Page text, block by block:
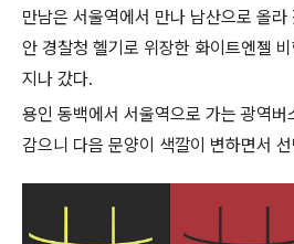
만남은 서울역에서 만나 남산으로 올
안 경찰청 헬기로 위장한 화이트엔젤
지나 갔다.
용인 동백에서 서울역으로 가는 광역
감으니 다음 문양이 색깔이 변하면서